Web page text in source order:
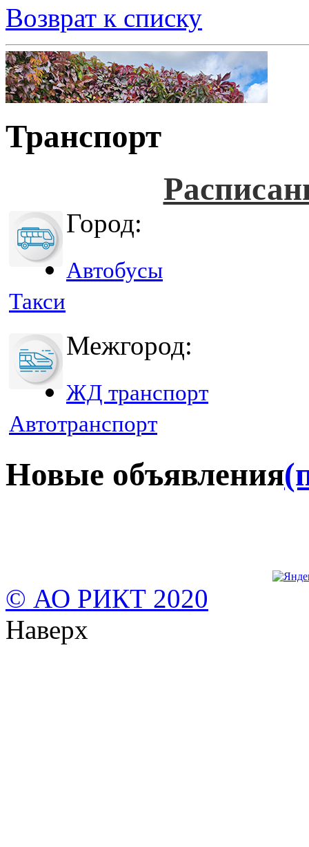
Возврат к списку
Транспорт
Город:
Автобусы
Такси
Межгород:
ЖД транспорт
Автотранспорт
Новые объявления
© АО РИКТ 2020
Наверх